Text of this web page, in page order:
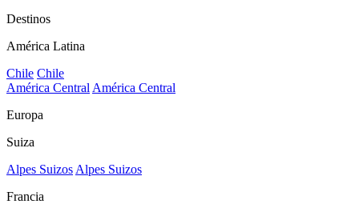
Destinos
América Latina
Chile Chile
América CentralAmérica Central
Europa
Suiza
Alpes SuizosAlpes Suizos
Francia